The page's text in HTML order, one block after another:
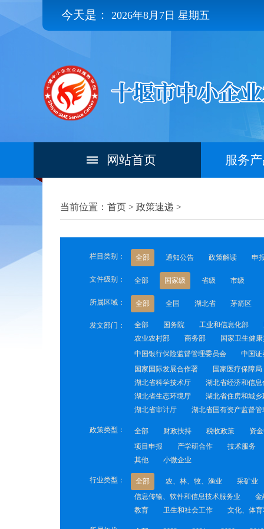
今天是： 2026年8月7日 星期五
网站首页 服务
当前位置：首页 > 政策速递 >
栏目类别： 全部 通知公告 政策解读 申
文件级别： 全部 国家级 省级 市级
所属区域： 全部 全国 湖北省 茅箭区
发文部门： 全部 国务院 工业和信息化部
农业农村部
商务部 国家卫生健
中国银行保险监督管理委员会
中国证
国家国际发展合作署
国家医疗保障局
湖北省科学技术厅
湖北省经济和信息
湖北省生态环境厅
湖北省住房和城乡
湖北省审计厅
湖北省国有资产监督管
政策类型： 全部 财政扶持 税收政策 资
项目申报
产学研合作 技术服务
其他
小微企业
行业类型： 全部 农、林、牧、渔业 采矿业
信息传输、软件和信息技术服务业
金
教育
卫生和社会工作 文化、体